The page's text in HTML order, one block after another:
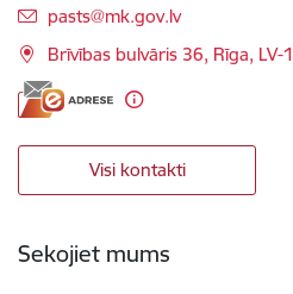
E-pasts:
pasts@mk.gov.lv
Brīvības bulvāris 36, Rīga, LV-
Visi kontakti
Sekojiet mums